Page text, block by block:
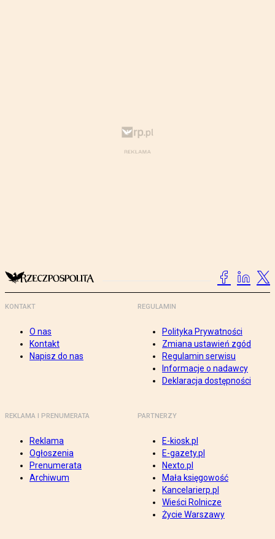
KONTAKT
O nas
Kontakt
Napisz do nas
REGULAMIN
Polityka Prywatności
Zmiana ustawień zgód
Regulamin serwisu
Informacje o nadawcy
Deklaracja dostępności
REKLAMA I PRENUMERATA
Reklama
Ogłoszenia
Prenumerata
Archiwum
PARTNERZY
E-kiosk.pl
E-gazety.pl
Nexto.pl
Mała księgowość
Kancelarierp.pl
Wieści Rolnicze
Życie Warszawy